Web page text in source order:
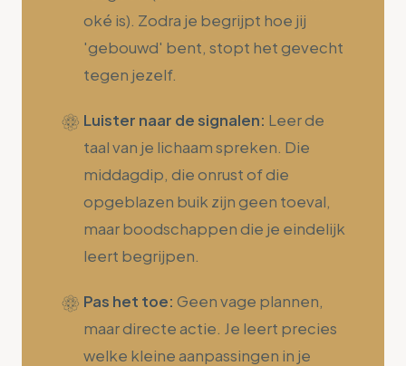
oké is). Zodra je begrijpt hoe jij
'gebouwd' bent, stopt het gevecht
tegen jezelf.
Luister naar de signalen: Leer de
taal van je lichaam spreken. Die
middagdip, die onrust of die
opgeblazen buik zijn geen toeval,
maar boodschappen die je eindelijk
leert begrijpen.
Pas het toe: Geen vage plannen,
maar directe actie. Je leert precies
welke kleine aanpassingen in je